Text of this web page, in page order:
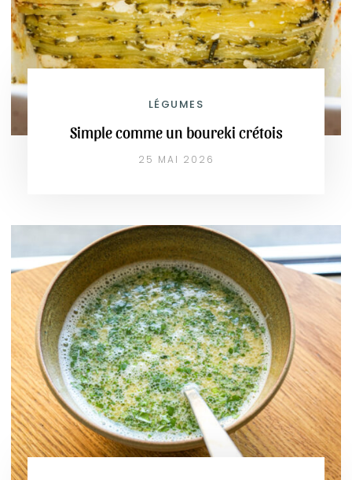
LÉGUMES
Simple comme un boureki crétois
25 MAI 2026